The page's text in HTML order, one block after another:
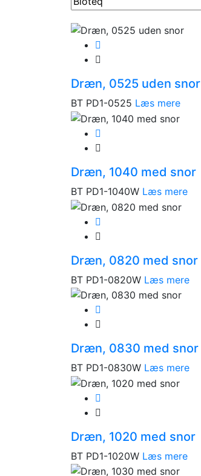
Dræn, 0525 uden snor
BT PD1-0525 Læs mere
Dræn, 1040 med snor
BT PD1-1040W Læs mere
Dræn, 0820 med snor
BT PD1-0820W Læs mere
Dræn, 0830 med snor
BT PD1-0830W Læs mere
Dræn, 1020 med snor
BT PD1-1020W Læs mere